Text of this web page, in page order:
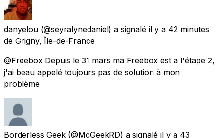
danyelou (@seyralynedaniel) a signalé il y a 42 minutes
de Grigny, Île-de-France
@Freebox Depuis le 31 mars ma Freebox est a l'étape 2,
j'ai beau appelé toujours pas de solution à mon
problème
Borderless Geek (@McGeekRD) a signalé il y a 43